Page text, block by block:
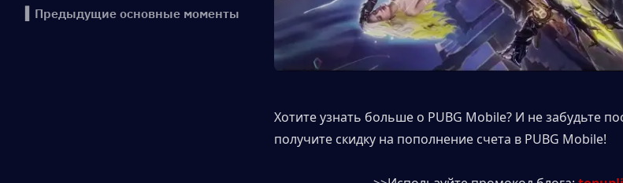
▍Предыдущие основные моменты
Хотите узнать больше о PUBG Mobile? И не забудьте
получите скидку на пополнение счета в PUBG Mobile!